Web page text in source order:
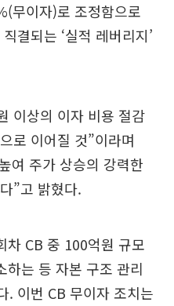
무이자)로 조정함으로
결되는 ‘실적 레버리지’
이상의 이자 비용 절감
로 이어질 것”이라며
여 주가 상승의 강력한
”고 밝혔다.
차 CB 중 100억원 규모
하는 등 자본 구조 관리
. 이번 CB 무이자 조치는